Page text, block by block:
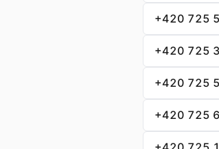
+420 725
+420 725
+420 725
+420 725